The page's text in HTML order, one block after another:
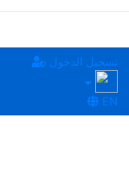
تسجيل الدخول
EN